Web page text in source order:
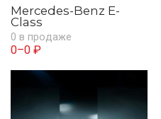
Mercedes-Benz E-
Class
0 в продаже
0–0 ₽